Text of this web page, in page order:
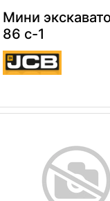
Мини
86 c-1